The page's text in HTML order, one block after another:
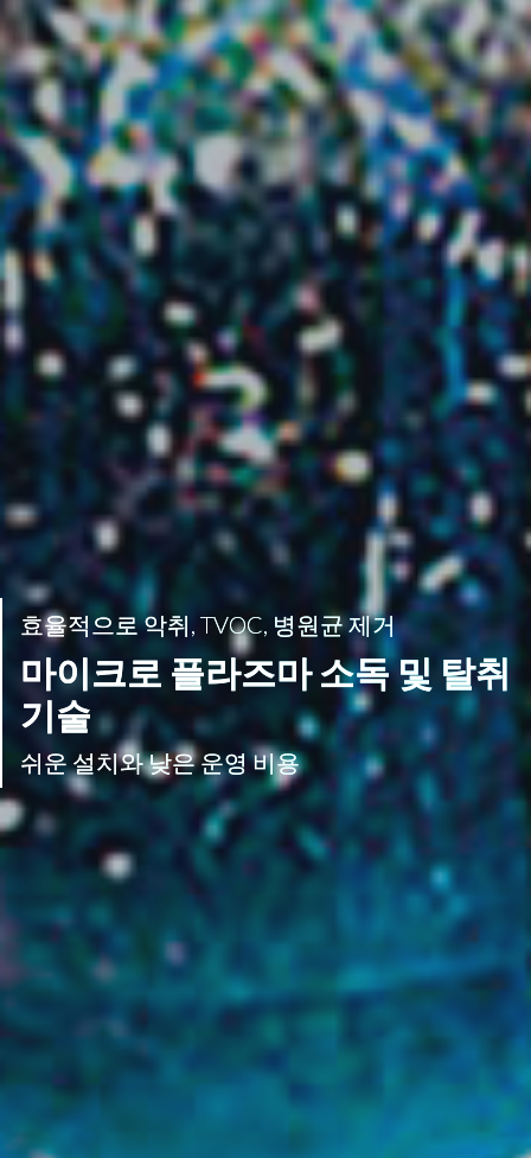
효율적으로 악취, TVOC, 병원균 제거
마이크로 플라즈마 소독 및 탈취
기술
쉬운 설치와 낮은 운영 비용